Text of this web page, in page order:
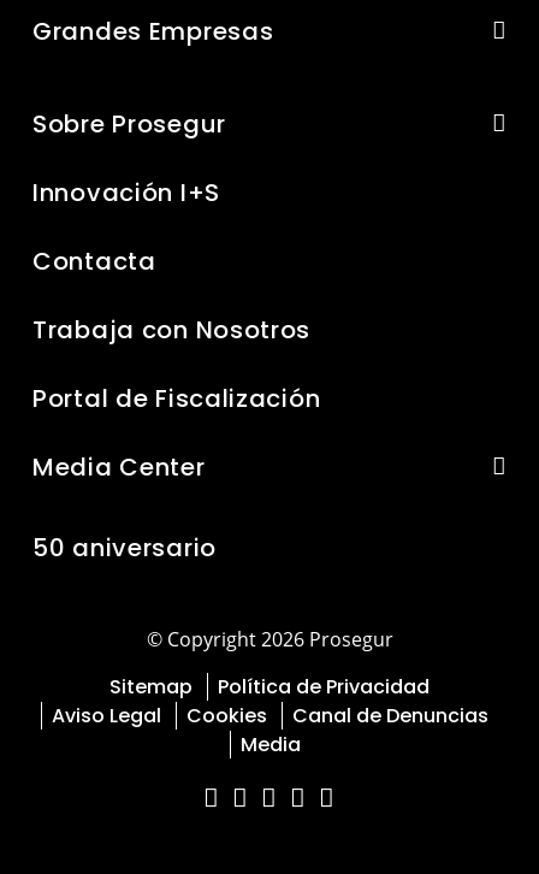
Grandes Empresas
Sobre Prosegur
Innovación I+S
Contacta
Trabaja con Nosotros
Portal de Fiscalización
Media Center
50 aniversario
© Copyright 2026 Prosegur
Sitemap
Política de Privacidad
Aviso Legal
Cookies
Canal de Denuncias
Media